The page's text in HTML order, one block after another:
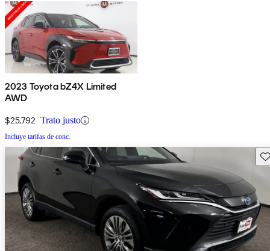
2023 Toyota bZ4X Limited
AWD
$25,792 Trato justo
Incluye tarifas de conc.